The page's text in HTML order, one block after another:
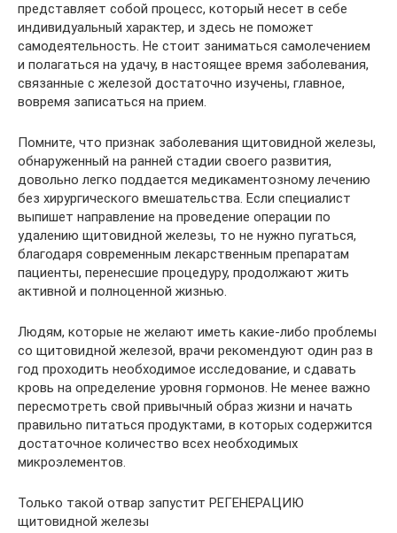
представляет собой процесс, который несет в себе
индивидуальный характер, и здесь не поможет
самодеятельность. Не стоит заниматься самолечением
и полагаться на удачу, в настоящее время заболевания,
связанные с железой достаточно изучены, главное,
вовремя записаться на прием.
Помните, что признак заболевания щитовидной железы,
обнаруженный на ранней стадии своего развития,
довольно легко поддается медикаментозному лечению
без хирургического вмешательства. Если специалист
выпишет направление на проведение операции по
удалению щитовидной железы, то не нужно пугаться,
благодаря современным лекарственным препаратам
пациенты, перенесшие процедуру, продолжают жить
активной и полноценной жизнью.
Людям, которые не желают иметь какие-либо проблемы
со щитовидной железой, врачи рекомендуют один раз в
год проходить необходимое исследование, и сдавать
кровь на определение уровня гормонов. Не менее важно
пересмотреть свой привычный образ жизни и начать
правильно питаться продуктами, в которых содержится
достаточное количество всех необходимых
микроэлементов.
Только такой отвар запустит РЕГЕНЕРАЦИЮ
щитовидной железы